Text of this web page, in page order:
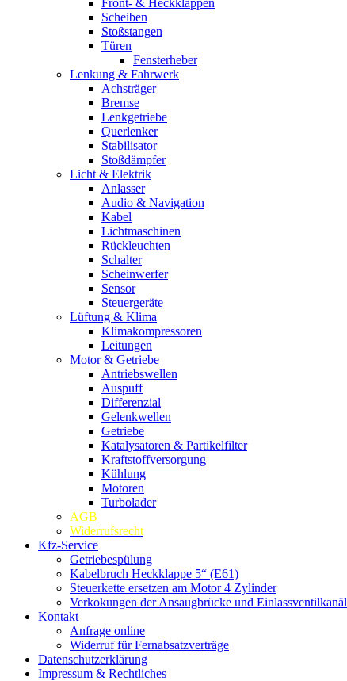
Front- & Heckklappen
Scheiben
Stoßstangen
Türen
Fensterheber
Lenkung & Fahrwerk
Achsträger
Bremse
Lenkgetriebe
Querlenker
Stabilisator
Stoßdämpfer
Licht & Elektrik
Anlasser
Audio & Navigation
Kabel
Lichtmaschinen
Rückleuchten
Schalter
Scheinwerfer
Sensor
Steuergeräte
Lüftung & Klima
Klimakompressoren
Leitungen
Motor & Getriebe
Antriebswellen
Auspuff
Differenzial
Gelenkwellen
Getriebe
Katalysatoren & Partikelfilter
Kraftstoffversorgung
Kühlung
Motoren
Turbolader
AGB
Widerrufsrecht
Kfz-Service
Getriebespülung
Kabelbruch Heckklappe 5“ (E61)
Steuerkette ersetzen am Motor 4 Zylinder
Verkokungen der Ansaugbrücke und
Kontakt
Anfrage online
Widerruf für Fernabsatzverträge
Datenschutzerklärung
Impressum & Rechtliches